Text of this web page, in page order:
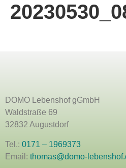
DOMO Lebenshof gGmbH
Waldstraße 69
32832 Augustdorf
Tel.: 0171 – 1969373
Email: thomas@domo-